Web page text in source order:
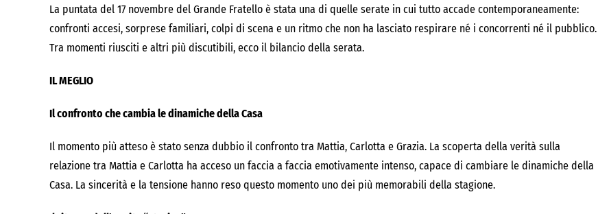
La puntata del 17 novembre del Grande Fratello è stata una di quelle serate in cui tutto accade contemporaneamente:
confronti accesi, sorprese familiari, colpi di scena e un ritmo che non ha lasciato respirare né i concorrenti né il pubblico.
Tra momenti riusciti e altri più discutibili, ecco il bilancio della serata.
IL MEGLIO
Il confronto che cambia le dinamiche della Casa
Il momento più atteso è stato senza dubbio il confronto tra Mattia, Carlotta e Grazia. La scoperta della verità sulla
relazione tra Mattia e Carlotta ha acceso un faccia a faccia emotivamente intenso, capace di cambiare le dinamiche della
Casa. La sincerità e la tensione hanno reso questo momento uno dei più memorabili della stagione.